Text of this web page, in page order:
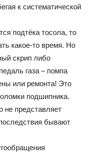
к систематической
подтёка тосола, то
какое-то время. Но
скрип либо
газа – помпа
или ремонта! Это
подшипника.
не представляет
бывают